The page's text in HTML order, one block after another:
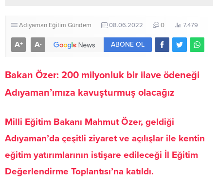
Adıyaman Eğitim Gündem 08.06.2022 0 7.479
A+ A- ABONE OL
Bakan Özer: 200 milyonluk bir ilave ödeneği
Adıyaman’ımıza kavuşturmuş olacağız
Milli Eğitim Bakanı Mahmut Özer, geldiği
Adıyaman’da çeşitli ziyaret ve açılışlar ile kentin
eğitim yatırımlarının istişare edileceği İl Eğitim
Değerlendirme Toplantısı’na katıldı.